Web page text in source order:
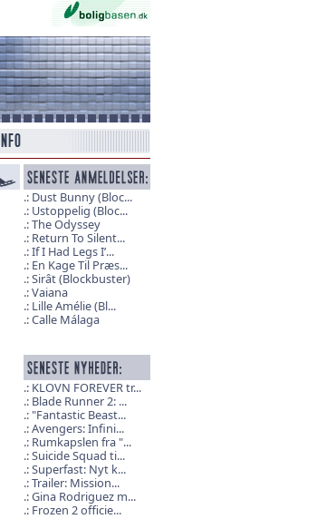
Dust Bunny (Bloc...
Ustoppelig (Bloc...
The Odyssey
Return To Silent...
If I Had Legs I’...
En Kage Til Præs...
Sirât (Blockbuster)
Vaiana
Lille Amélie (Bl...
Calle Málaga
KLOVN FOREVER tr...
Blade Runner 2: ...
"Fantastic Beast...
Avengers: Infini...
Rumkapslen fra "...
Suicide Squad ti...
Superfast: Nyt k...
Trailer: Mission...
Gina Rodriguez m...
Frozen 2 officie...